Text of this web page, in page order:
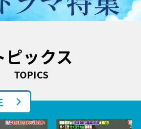
ピックス
TOPICS